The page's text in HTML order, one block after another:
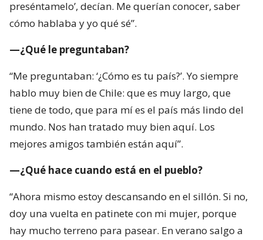
preséntamelo’, decían. Me querían conocer, saber
cómo hablaba y yo qué sé”.
—¿Qué le preguntaban?
“Me preguntaban: ‘¿Cómo es tu país?’. Yo siempre
hablo muy bien de Chile: que es muy largo, que
tiene de todo, que para mí es el país más lindo del
mundo. Nos han tratado muy bien aquí. Los
mejores amigos también están aquí”.
—¿Qué hace cuando está en el pueblo?
“Ahora mismo estoy descansando en el sillón. Si no,
doy una vuelta en patinete con mi mujer, porque
hay mucho terreno para pasear. En verano salgo a